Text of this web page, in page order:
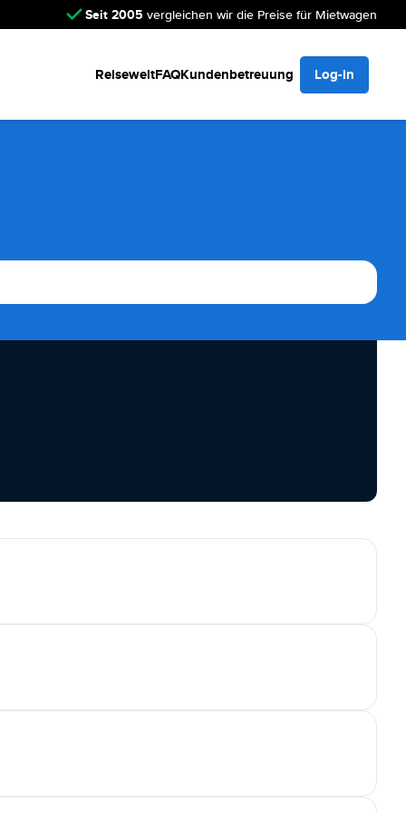
Seit 2005 vergleichen wir die Preise für Mietwagen
ReiseweltFAQKundenbetreuung Log-in